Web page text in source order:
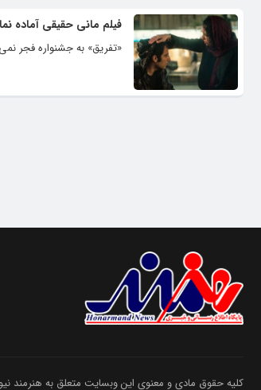
فیلم مانی حقیقی آماده
«تفریق» به جشنواره فجر
کلیه حقوق مادی و معنوی این وبسایت متعلق به هنرمند